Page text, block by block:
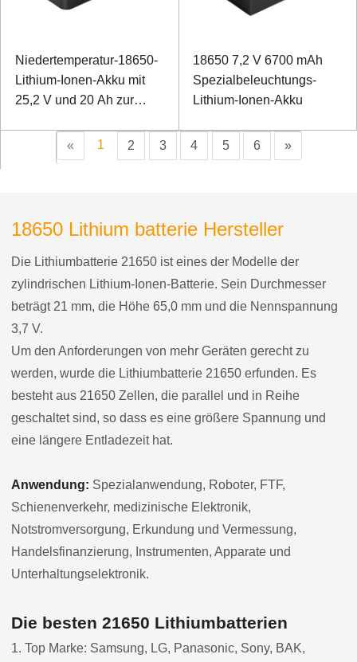
Niedertemperatur-18650-
Lithium-Ionen-Akku mit
25,2 V und 20 Ah zur
Traktionsmopeds
18650 7,2 V 6700 mAh
Spezialbeleuchtungs-
Lithium-Ionen-Akku
« 1 2 3 4 5 6 »
18650 Lithium batterie Hersteller
Die Lithiumbatterie 21650 ist eines der Modelle der
zylindrischen Lithium-Ionen-Batterie. Sein Durchmesser
beträgt 21 mm, die Höhe 65,0 mm und die Nennspannung
3,7 V.
Um den Anforderungen von mehr Geräten gerecht zu
werden, wurde die Lithiumbatterie 21650 erfunden. Es
besteht aus 21650 Zellen, die parallel und in Reihe
geschaltet sind, so dass es eine größere Spannung und
eine längere Entladezeit hat.
Anwendung: Spezialanwendung, Roboter, FTF,
Schienenverkehr, medizinische Elektronik,
Notstromversorgung, Erkundung und Vermessung,
Handelsfinanzierung, Instrumenten, Apparate und
Unterhaltungselektronik.
Die besten 21650 Lithiumbatterien
1. Top Marke: Samsung, LG, Panasonic, Sony, BAK,